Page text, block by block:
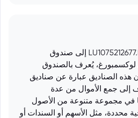
يشير الرمز LU1075212677.EUFUND إلى صندوق
يُعرف بالصندوق
هذه الصناديق عبارة عن صناديق
إلى جمع الأموال من عدة
في مجموعة متنوعة من الأصول
محددة، مثل الأسهم أو السندات أو